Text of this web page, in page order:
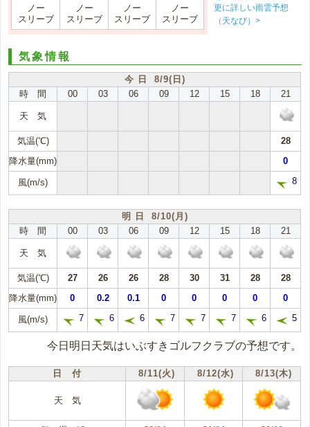
ノー
スリーブ
ノー
スリーブ
ノー
スリーブ
ノー
スリーブ
更に詳しい雨雲予想
（天なび）>
気象情報
今 日 8/9(日)
時 間
00 03 06 09 12 15 18 21
天 気
気温(℃)
28
降水量(mm)
0
風(m/s) 8
明 日 8/10(月)
時 間
00 03 06 09 12 15 18 21
天 気
気温(℃) 27 26 26 28 30 31 28
28
降水量(mm)
0 0.2 0.1 0 0 0 0 0
風(m/s) 7 6 6 7 7 7 6 5
今日明日天気はいぶすきゴルフクラブの予想です。
日 付 8/11(火) 8/12(水) 8/13(木)
天 気